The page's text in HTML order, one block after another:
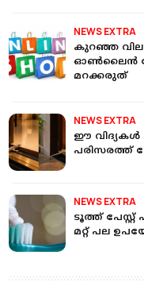
NEWS EXTRA
കുറഞ്ഞ
ഓണ്‍ലൈന്‍
മറക്കരുത്
NEWS EXTRA
ഈ വിദ്യകള്‍
പരിസരത്ത്
NEWS EXTRA
ടൂത്ത് പേസ്റ്റ്
മറ്റ് പല